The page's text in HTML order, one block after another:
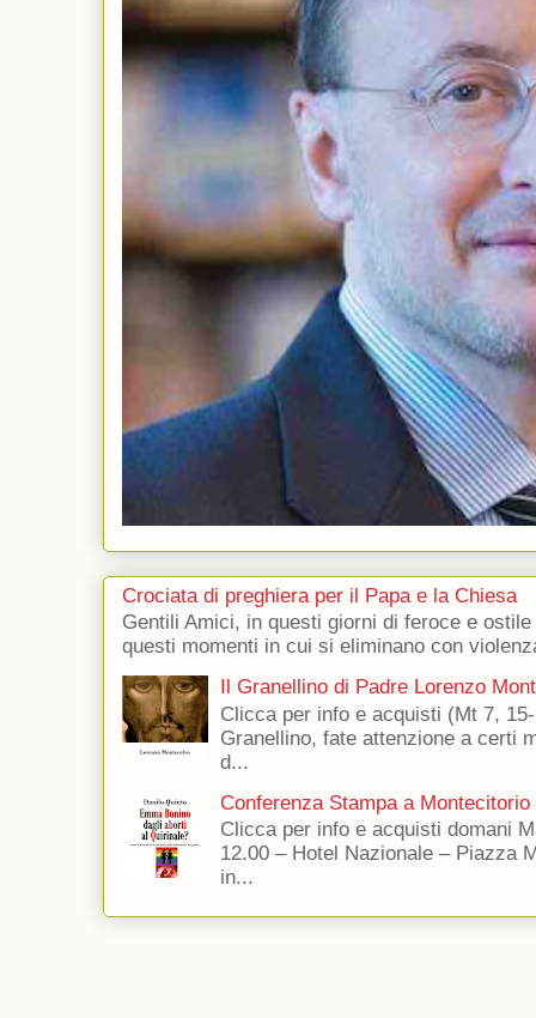
Crociata di preghiera per il Papa e la Chiesa
Gentili Amici, in questi giorni di feroce e
questi momenti in cui si eliminano con
Il Granellino di Padre Lorenzo
Clicca per info e acquisti (Mt 7,
Granellino, fate attenzione a certi
d...
Conferenza Stampa a Montecitorio
Clicca per info e acquisti domani
12.00 – Hotel Nazionale – Piazza
in...